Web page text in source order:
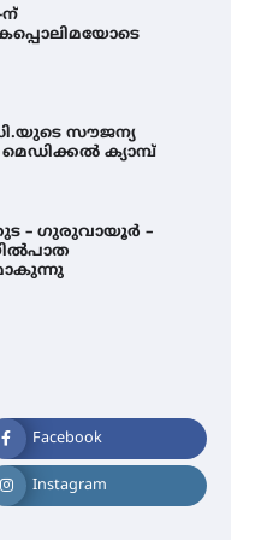
ന്
സൗജന്യ
ക്യാമ്പ്
– ഗുരുവായൂർ –
Facebook
Instagram
ന്